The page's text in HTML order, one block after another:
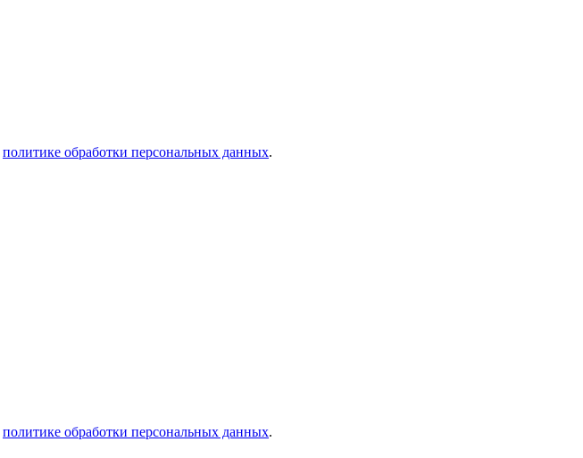
политике обработки персональных данных.
политике обработки персональных данных.